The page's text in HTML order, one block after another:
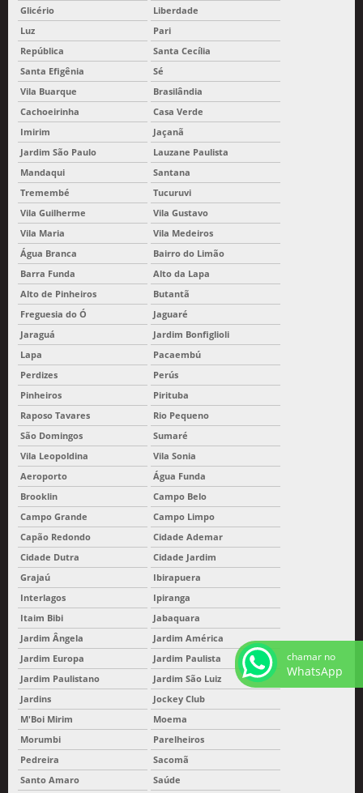
Glicério
Liberdade
Luz
Pari
República
Santa Cecília
Santa Efigênia
Sé
Vila Buarque
Brasilândia
Cachoeirinha
Casa Verde
Imirim
Jaçanã
Jardim São Paulo
Lauzane Paulista
Mandaqui
Santana
Tremembé
Tucuruvi
Vila Guilherme
Vila Gustavo
Vila Maria
Vila Medeiros
Água Branca
Bairro do Limão
Barra Funda
Alto da Lapa
Alto de Pinheiros
Butantã
Freguesia do Ó
Jaguaré
Jaraguá
Jardim Bonfiglioli
Lapa
Pacaembú
Perdizes
Perús
Pinheiros
Pirituba
Raposo Tavares
Rio Pequeno
São Domingos
Sumaré
Vila Leopoldina
Vila Sonia
Aeroporto
Água Funda
Brooklin
Campo Belo
Campo Grande
Campo Limpo
Capão Redondo
Cidade Ademar
Cidade Dutra
Cidade Jardim
Grajaú
Ibirapuera
Interlagos
Ipiranga
Itaim Bibi
Jabaquara
Jardim Ângela
Jardim América
Jardim Europa
Jardim Paulista
Jardim Paulistano
Jardim São Luiz
Jardins
Jockey Club
M'Boi Mirim
Moema
Morumbi
Parelheiros
Pedreira
Sacomã
Santo Amaro
Saúde
chamar no
WhatsApp